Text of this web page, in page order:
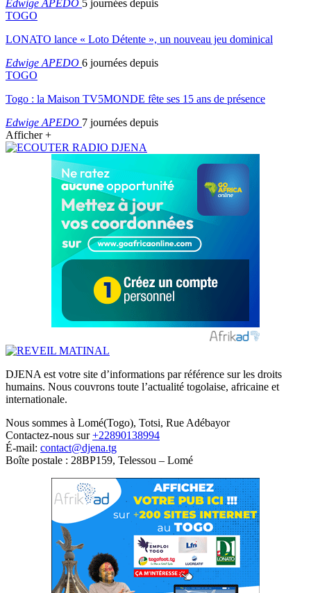
Edwige APEDO 5 journées depuis
TOGO
LONATO lance « Loto Détente », un nouveau jeu dominical
Edwige APEDO 6 journées depuis
TOGO
Togo : la Maison TV5MONDE fête ses 15 ans de présence
Edwige APEDO 7 journées depuis
Afficher +
DJENA est votre site d’informations par référence sur les droits
humains. Nous couvrons toute l’actualité togolaise, africaine et
internationale.
Nous sommes à Lomé(Togo), Totsi, Rue Adébayor
Contactez-nous sur+22890138994
É-mail: contact@djena.tg
Boîte postale : 28BP159, Telessou – Lomé